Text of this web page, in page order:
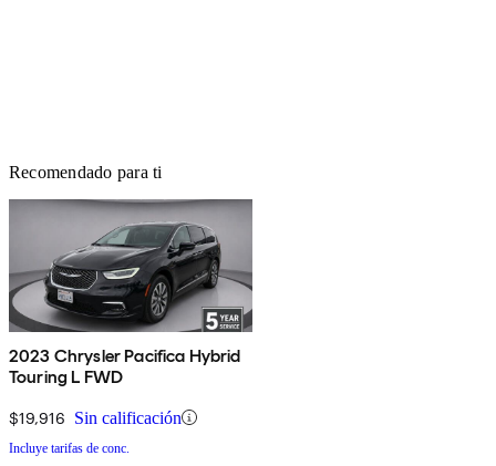
Recomendado para ti
2023 Chrysler Pacifica Hybrid
Touring L FWD
$19,916 Sin calificación
Incluye tarifas de conc.